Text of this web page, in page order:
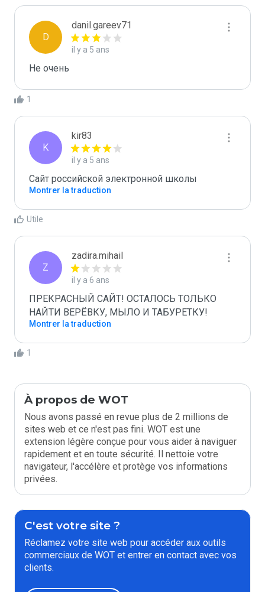
D
danil.gareev71
il y a 5 ans
Не очень
1
K
kir83
il y a 5 ans
Сайт российской электронной школы
Montrer la traduction
Utile
Z
zadira.mihail
il y a 6 ans
ПРЕКРАСНЫЙ САЙТ! ОСТАЛОСЬ ТОЛЬКО
НАЙТИ ВЕРЁВКУ, МЫЛО И ТАБУРЕТКУ!
Montrer la traduction
1
À propos de WOT
Nous avons passé en revue plus de 2 millions de
sites web et ce n'est pas fini. WOT est une
extension légère conçue pour vous aider à naviguer
rapidement et en toute sécurité. Il nettoie votre
navigateur, l'accélère et protège vos informations
privées.
C'est votre site ?
Réclamez votre site web pour accéder aux outils
commerciaux de WOT et entrer en contact avec vos
clients.